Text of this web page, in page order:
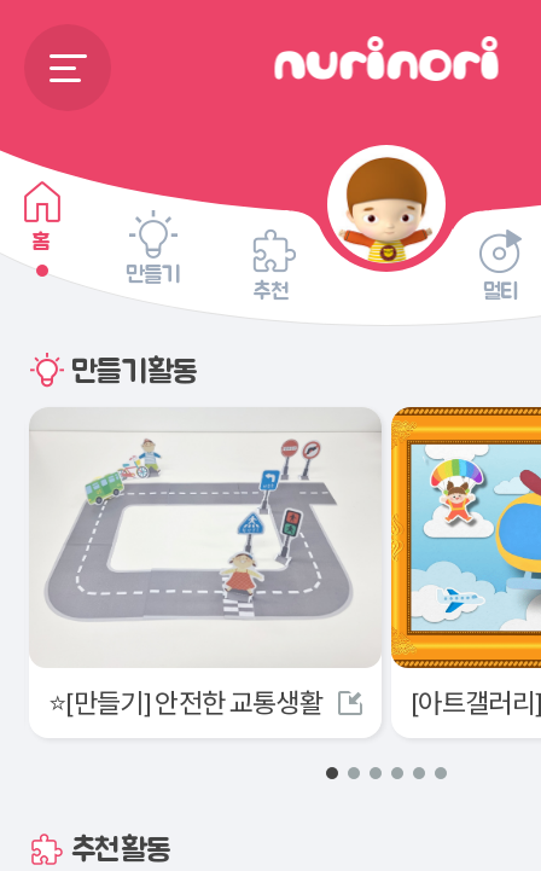
홈
만들기
추천 멀티
만들기활동
⭐[만들기] 안전한 교통생활
추천활동